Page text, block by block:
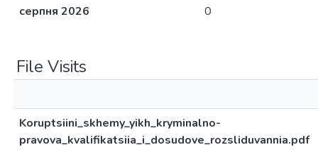
серпня 2026
0
File Visits
Koruptsiini_skhemy_yikh_kryminalno-
pravova_kvalifikatsiia_i_dosudove_rozsliduvannia.pdf